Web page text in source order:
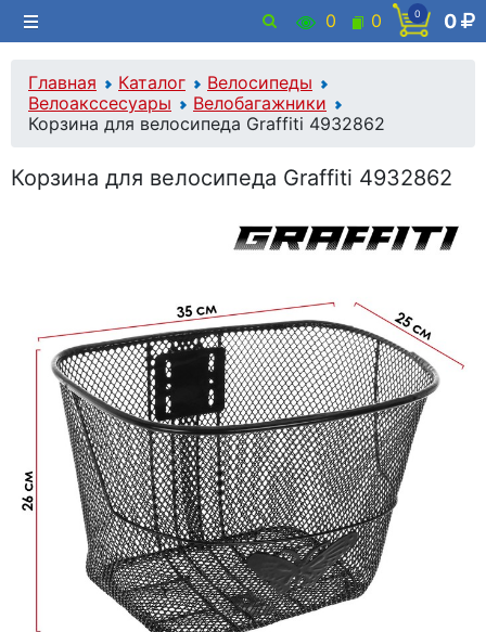
0 0 0 0
Главная Каталог
Велосипеды
Велоакссесуары
Велобагажники
Корзина для велосипеда Graffiti 4932862
Корзина для велосипеда Graffiti 4932862